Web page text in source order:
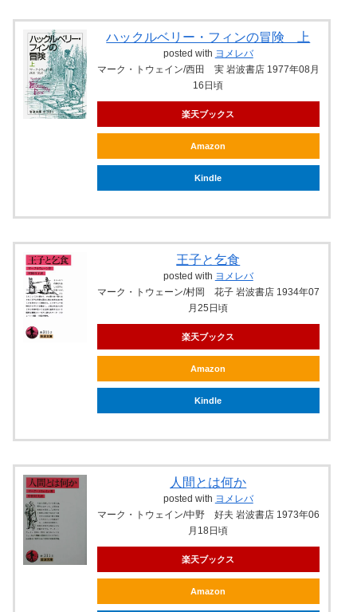
ハックルベリー・フィンの冒険 上
posted with ヨメレバ
マーク・トウェイン/西田 実 岩波書店 1977年08月
16日頃
楽天ブックス
Amazon
Kindle
王子と乞食
posted with ヨメレバ
マーク・トウェーン/村岡 花子 岩波書店 1934年07
月25日頃
楽天ブックス
Amazon
Kindle
人間とは何か
posted with ヨメレバ
マーク・トウェイン/中野 好夫 岩波書店 1973年06
月18日頃
楽天ブックス
Amazon